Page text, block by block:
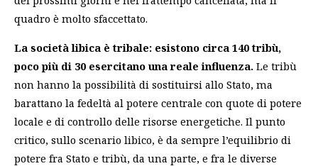
quadro è molto sfaccettato.
La società libica è tribale: esistono circa 140 tribù,
poco più di 30 esercitano una reale influenza. Le tribù
non hanno la possibilità di sostituirsi allo Stato, ma
barattano la fedeltà al potere centrale con quote di potere
locale e di controllo delle risorse energetiche. Il punto
critico, sullo scenario libico, è da sempre l’equilibrio di
potere fra Stato e tribù, da una parte, e fra le diverse